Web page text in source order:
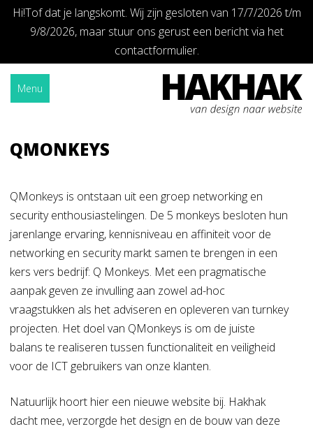
Hi!Tof dat je langskomt. Wij zijn gesloten van 17/7/2026 t/m
9/8/2026, maar stuur ons gerust een bericht via het
contactformulier.
Skip
content
Menu
QMONKEYS
QMonkeys is ontstaan uit een groep networking en
security enthousiastelingen. De 5 monkeys besloten hun
jarenlange ervaring, kennisniveau en affiniteit voor de
networking en security markt samen te brengen in een
kers vers bedrijf: Q Monkeys. Met een pragmatische
aanpak geven ze invulling aan zowel ad-hoc
vraagstukken als het adviseren en opleveren van turnkey
projecten. Het doel van QMonkeys is om de juiste
balans te realiseren tussen functionaliteit en veiligheid
voor de ICT gebruikers van onze klanten.
Natuurlijk hoort hier een nieuwe website bij. Hakhak
dacht mee, verzorgde het design en de bouw van deze